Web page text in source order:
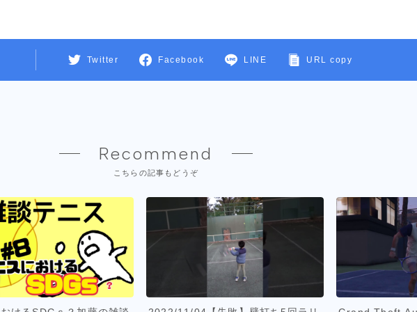
Twitter Facebook LINE URL copy
Recommend
こちらの記事もどうぞ